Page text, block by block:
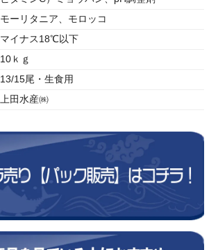
モーリタニア、モロッコ
マイナス18℃以下
10ｋｇ
13/15尾・生食用
上田水産㈱